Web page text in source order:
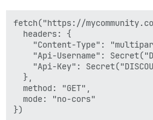
fetch("https://
  headers: {
"Content-Type":
"Api-Username":
"Api-Key":
  },
  method: "GET",
  mode: "no-cors"